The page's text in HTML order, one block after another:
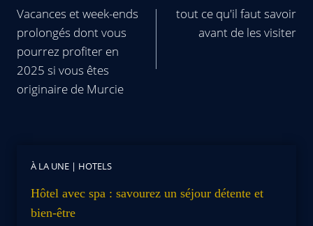
Vacances et week-ends
prolongés dont vous
pourrez profiter en
2025 si vous êtes
originaire de Murcie
tout ce qu'il faut savoir
avant de les visiter
À LA UNE | HOTELS
Hôtel avec spa : savourez un séjour détente et
bien-être